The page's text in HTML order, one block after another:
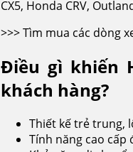
CX5, Honda CRV,
>>> Tìm mua các dòng
Điều gì khiến
khách hàng?
Thiết kế trẻ trung,
Tính năng cao cấp